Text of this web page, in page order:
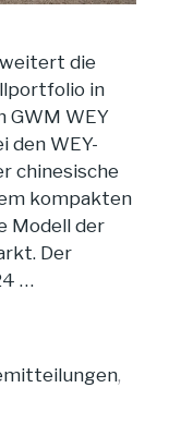
die
in
GWM WEY
den WEY-
chinesische
kompakten
Modell der
Der
…
,